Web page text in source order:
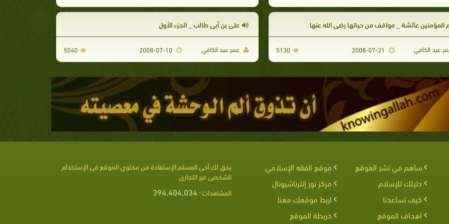
المؤمنين عائشة _ مواقف من حياتها رضي الله عنها
عبد الكافي 5130
على بن أبي طالب _ الجزء الأول
عمر عبد الكافي 5040
ساهم في نشر الموقع
موقع الفقه الإسلامي
دليلك للإسلام
مركز نور إنترناشيونال
كيف تساعدنا
اربط موقعك معنا
اهداف الموقع
خريطة الموقع
يحق لك أخى المسلم الإستفادة من محتوى الموقع فى الإستخدام
الشخصى غير التجارى
المشاهدات : 394,404,034